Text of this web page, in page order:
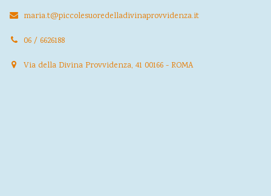
maria.t@piccolesuoredelladivinaprovvidenza.it
06 / 6626188
Via della Divina Provvidenza, 41 00166 - ROMA